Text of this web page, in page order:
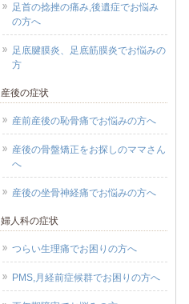
足首の捻挫の痛み,後遺症でお悩み
の方へ
足底腱膜炎、足底筋膜炎でお悩みの
方
産後の症状
産前産後の恥骨痛でお悩みの方へ
産後の骨盤矯正をお探しのママさん
へ
産後の坐骨神経痛でお悩みの方へ
婦人科の症状
つらい生理痛でお困りの方へ
PMS,月経前症候群でお困りの方へ